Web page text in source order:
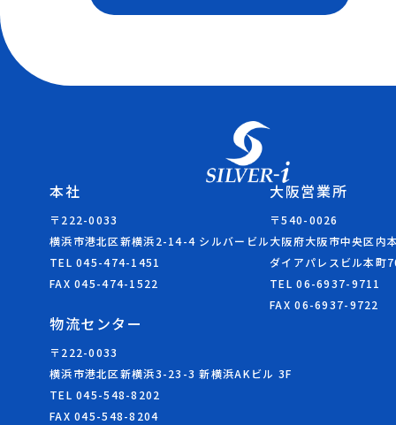
本社
〒222-0033
横浜市港北区新横浜2-14-4 シルバービル
TEL 045-474-1451
FAX 045-474-1522
大阪営業所
〒540-0026
大阪府大阪市中央区内
ダイアパレスビル本町
TEL 06-6937-9711
FAX 06-6937-9722
物流センター
〒222-0033
横浜市港北区新横浜3-23-3 新横浜AKビル 3F
TEL 045-548-8202
FAX 045-548-8204